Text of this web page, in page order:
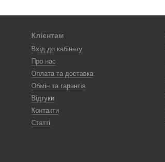
Клієнтам
Вхід до кабінету
Про нас
Оплата та доставка
Обмін та гарантія
Відгуки
Контакти
Статті